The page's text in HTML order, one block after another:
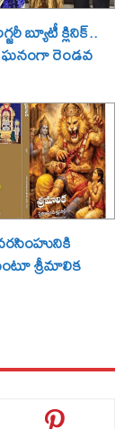
బ్యూటీ క్లినిక్..
రెండవ
శ్రీమాలిక